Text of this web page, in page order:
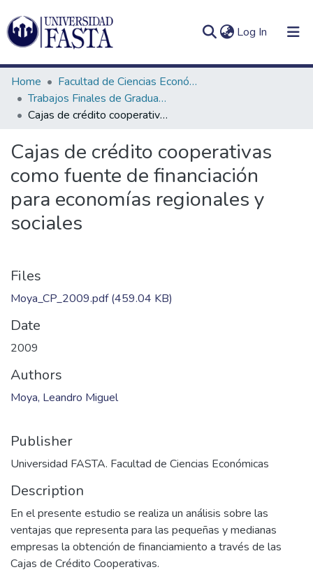
Log In (current)
Communities
&
Collections
All of DSpace
In(current)
Home
Facultad de Ciencias Económicas
Trabajos Finales de Graduación de Contador Público
Cajas de crédito cooperativas como fuente de financiación para economías regionales y sociales
Cajas de crédito cooperativas
como fuente de financiación
para economías regionales y
sociales
Files
Moya_CP_2009.pdf(459.04 KB)
Date
2009
Authors
Moya, Leandro Miguel
Publisher
Universidad FASTA. Facultad de Ciencias Económicas
Description
En el presente estudio se realiza un análisis sobre las
ventajas que representa para las pequeñas y medianas
empresas la obtención de financiamiento a través de las
Cajas de Crédito Cooperativas.